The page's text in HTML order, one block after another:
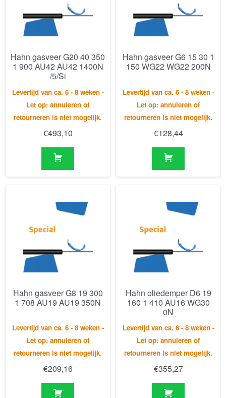
Hahn gasveer G20 40 350
1 900 AU42 AU42 1400N
/5/Si
Levertijd van ca. 6 - 8 weken -
Let op: annuleren of
retourneren is niet mogelijk.
€493,10
Hahn gasveer G6 15 30 1
150 WG22 WG22 200N
Levertijd van ca. 6 - 8 weken -
Let op: annuleren of
retourneren is niet mogelijk.
€128,44
Hahn gasveer G8 19 300
1 708 AU19 AU19 350N
Levertijd van ca. 6 - 8 weken -
Let op: annuleren of
retourneren is niet mogelijk.
€209,16
Hahn oliedemper D6 19
160 1 410 AU16 WG30
0N
Levertijd van ca. 6 - 8 weken -
Let op: annuleren of
retourneren is niet mogelijk.
€355,27